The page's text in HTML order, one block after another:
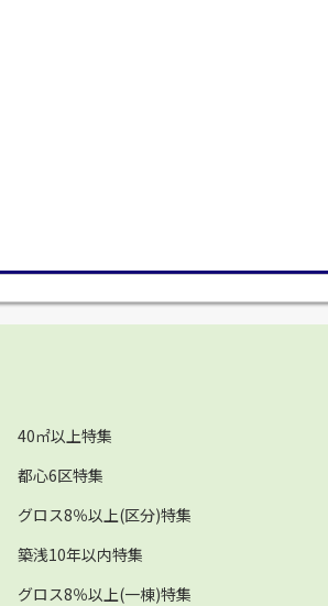
40㎡以上特集
都心6区特集
グロス8％以上(区分)特集
築浅10年以内特集
グロス8％以上(一棟)特集